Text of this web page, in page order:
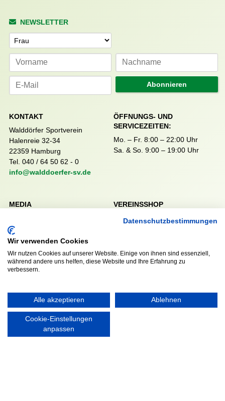
NEWSLETTER
Anrede
Abonnieren
KONTAKT
Walddörfer Sportverein
Halenreie 32-34
22359 Hamburg
Tel. 040 / 64 50 62 - 0
info@walddoerfer-sv.de
ÖFFNUNGS- UND
SERVICEZEITEN:
Mo. – Fr. 8:00 – 22:00 Uhr
Sa. & So. 9:00 – 19:00 Uhr
MEDIA VEREINSSHOP
Impressum
Datenschutzerklärung
Datenschutzbestimmungen
Wir verwenden Cookies
Wir nutzen Cookies auf unserer Website. Einige von ihnen sind essenziell,
während andere uns helfen, diese Website und Ihre Erfahrung zu
verbessern.
Alle akzeptieren Ablehnen
Cookie-Einstellungen
anpassen